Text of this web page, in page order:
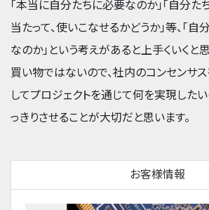
「本当に自分たちに必要なのか」「自分た
当たって、使いこなせるかどうか」等、「
なのか」という考えがあると上手くいくと
買い物ではないので、社内のコンセンサス
してプロジェクトを通じて何を実現した
っきりさせることが大切だと思います。
お客様情報